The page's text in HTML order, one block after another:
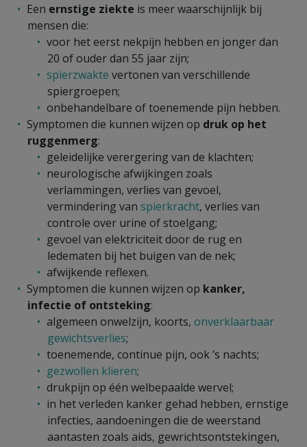
Een ernstige ziekte is meer waarschijnlijk bij
mensen die:
voor het eerst nekpijn hebben en jonger dan
20 of ouder dan 55 jaar zijn;
spierzwakte vertonen van verschillende
spiergroepen;
onbehandelbare of toenemende pijn hebben.
Symptomen die kunnen wijzen op druk op het
ruggenmerg:
geleidelijke verergering van de klachten;
neurologische afwijkingen zoals
verlammingen, verlies van gevoel,
vermindering van spierkracht, verlies van
controle over urine of stoelgang;
gevoel van elektriciteit door de rug en
ledematen bij het buigen van de nek;
afwijkende reflexen.
Symptomen die kunnen wijzen op kanker,
infectie of ontsteking:
algemeen onwelzijn, koorts, onverklaarbaar
gewichtsverlies;
toenemende, continue pijn, ook ’s nachts;
gezwollen klieren;
drukpijn op één welbepaalde wervel;
in het verleden kanker gehad hebben, ernstige
infecties, aandoeningen die de weerstand
aantasten zoals aids, gewrichtsontstekingen,